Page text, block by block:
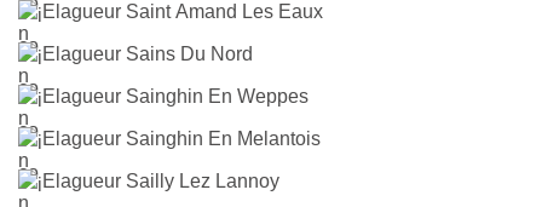
Elagueur Saint Amand Les Eaux
Elagueur Sains Du Nord
Elagueur Sainghin En Weppes
Elagueur Sainghin En Melantois
Elagueur Sailly Lez Lannoy